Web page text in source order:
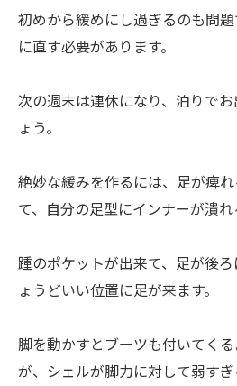
初めから緩めにし過ぎるのも問
に直す必要があります。
次の週末は連休になり、泊りで
ょう。
絶妙な緩みを作るには、足が痺
て、自分の足型にインナーが潰れ
踵のポケットが出来て、足が後
ょうどいい位置に足が来ます。
脚を動かすとブーツも付いてく
が、シェルが脚力に対して弱す